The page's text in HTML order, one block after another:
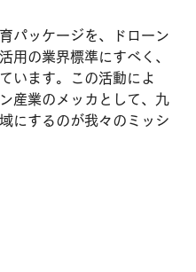
パッケージを、ドローン
用の業界標準にすべく、
います。この活動によ
産業のメッカとして、九
にするのが我々のミッシ